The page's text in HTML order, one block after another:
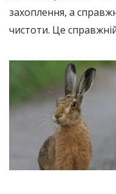
захоплення, а
чистоти. Це